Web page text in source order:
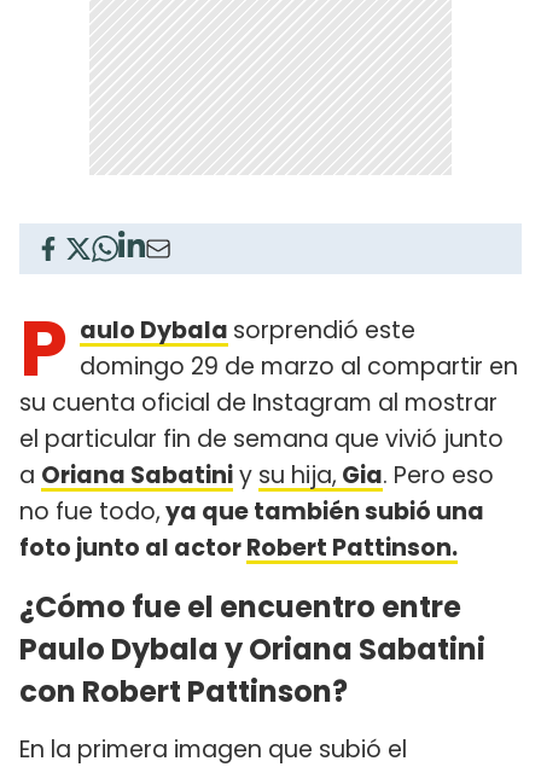
P aulo Dybala sorprendió este
domingo 29 de marzo al compartir en
su cuenta oficial de Instagram al mostrar
el particular fin de semana que vivió junto
a Oriana Sabatiniy su hija, Gia. Pero eso
no fue todo,ya que también subió una
foto junto al actorRobert Pattinson.
¿Cómo fue el encuentro entre
Paulo Dybala y Oriana Sabatini
con Robert Pattinson?
En la primera imagen que subió el